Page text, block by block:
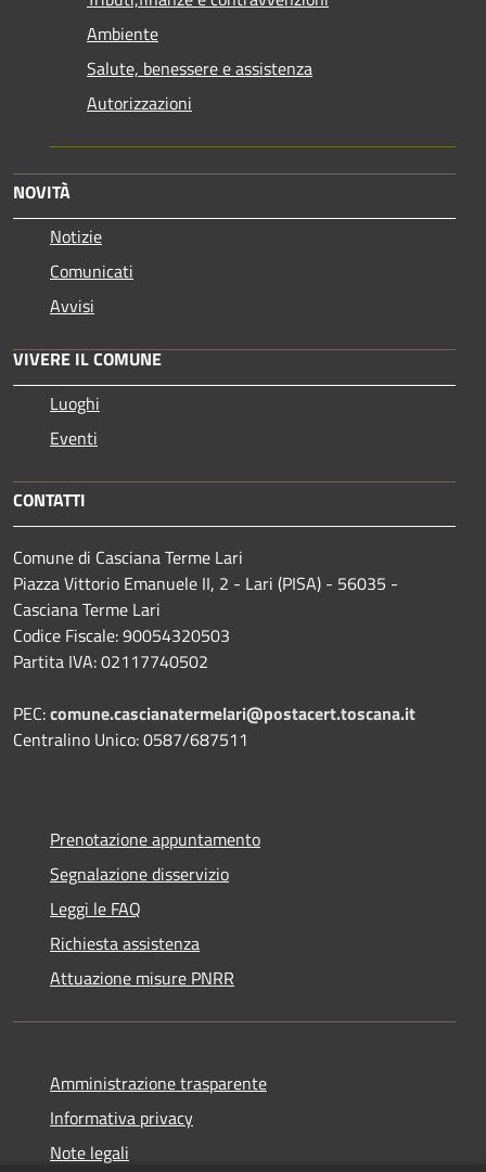
Ambiente
Salute, benessere e assistenza
Autorizzazioni
NOVITÀ
Notizie
Comunicati
Avvisi
VIVERE IL COMUNE
Luoghi
Eventi
CONTATTI
Comune di Casciana Terme Lari
Piazza Vittorio Emanuele II, 2 - Lari (PISA) - 56035 -
Casciana Terme Lari
Codice Fiscale: 90054320503
Partita IVA: 02117740502
PEC:comune.cascianatermelari@postacert.toscana.it
Centralino Unico: 0587/687511
Prenotazione appuntamento
Segnalazione disservizio
Leggi le FAQ
Richiesta assistenza
Attuazione misure PNRR
Amministrazione trasparente
Informativa privacy
Note legali